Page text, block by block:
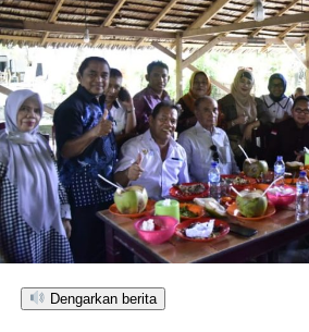
Dengarkan berita